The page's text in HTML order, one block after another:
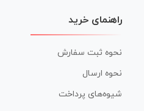
راهنمای خرید
نحوه ثبت سفارش
نحوه ارسال
شیوه‌های پرداخت